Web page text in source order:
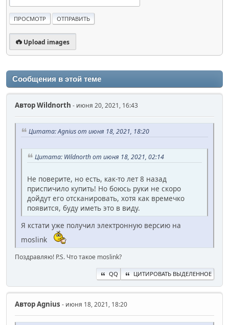
Upload images
Сообщения в этой теме
АвторWildnorth - июня 20, 2021, 16:43
Цитата: Agnius от июня 18, 2021, 18:20
Цитата: Wildnorth от июня 18, 2021, 02:14
Не поверите, но есть, как-то лет 8 назад
приспичило купить! Но боюсь руки не скоро
дойдут его отсканировать, хотя как времечко
появится, буду иметь это в виду.
Я кстати уже получил электронную версию на
moslink
Поздравляю! P.S. Что такое moslink?
QQ ЦИТИРОВАТЬ ВЫДЕЛЕННОЕ
АвторAgnius - июня 18, 2021, 18:20